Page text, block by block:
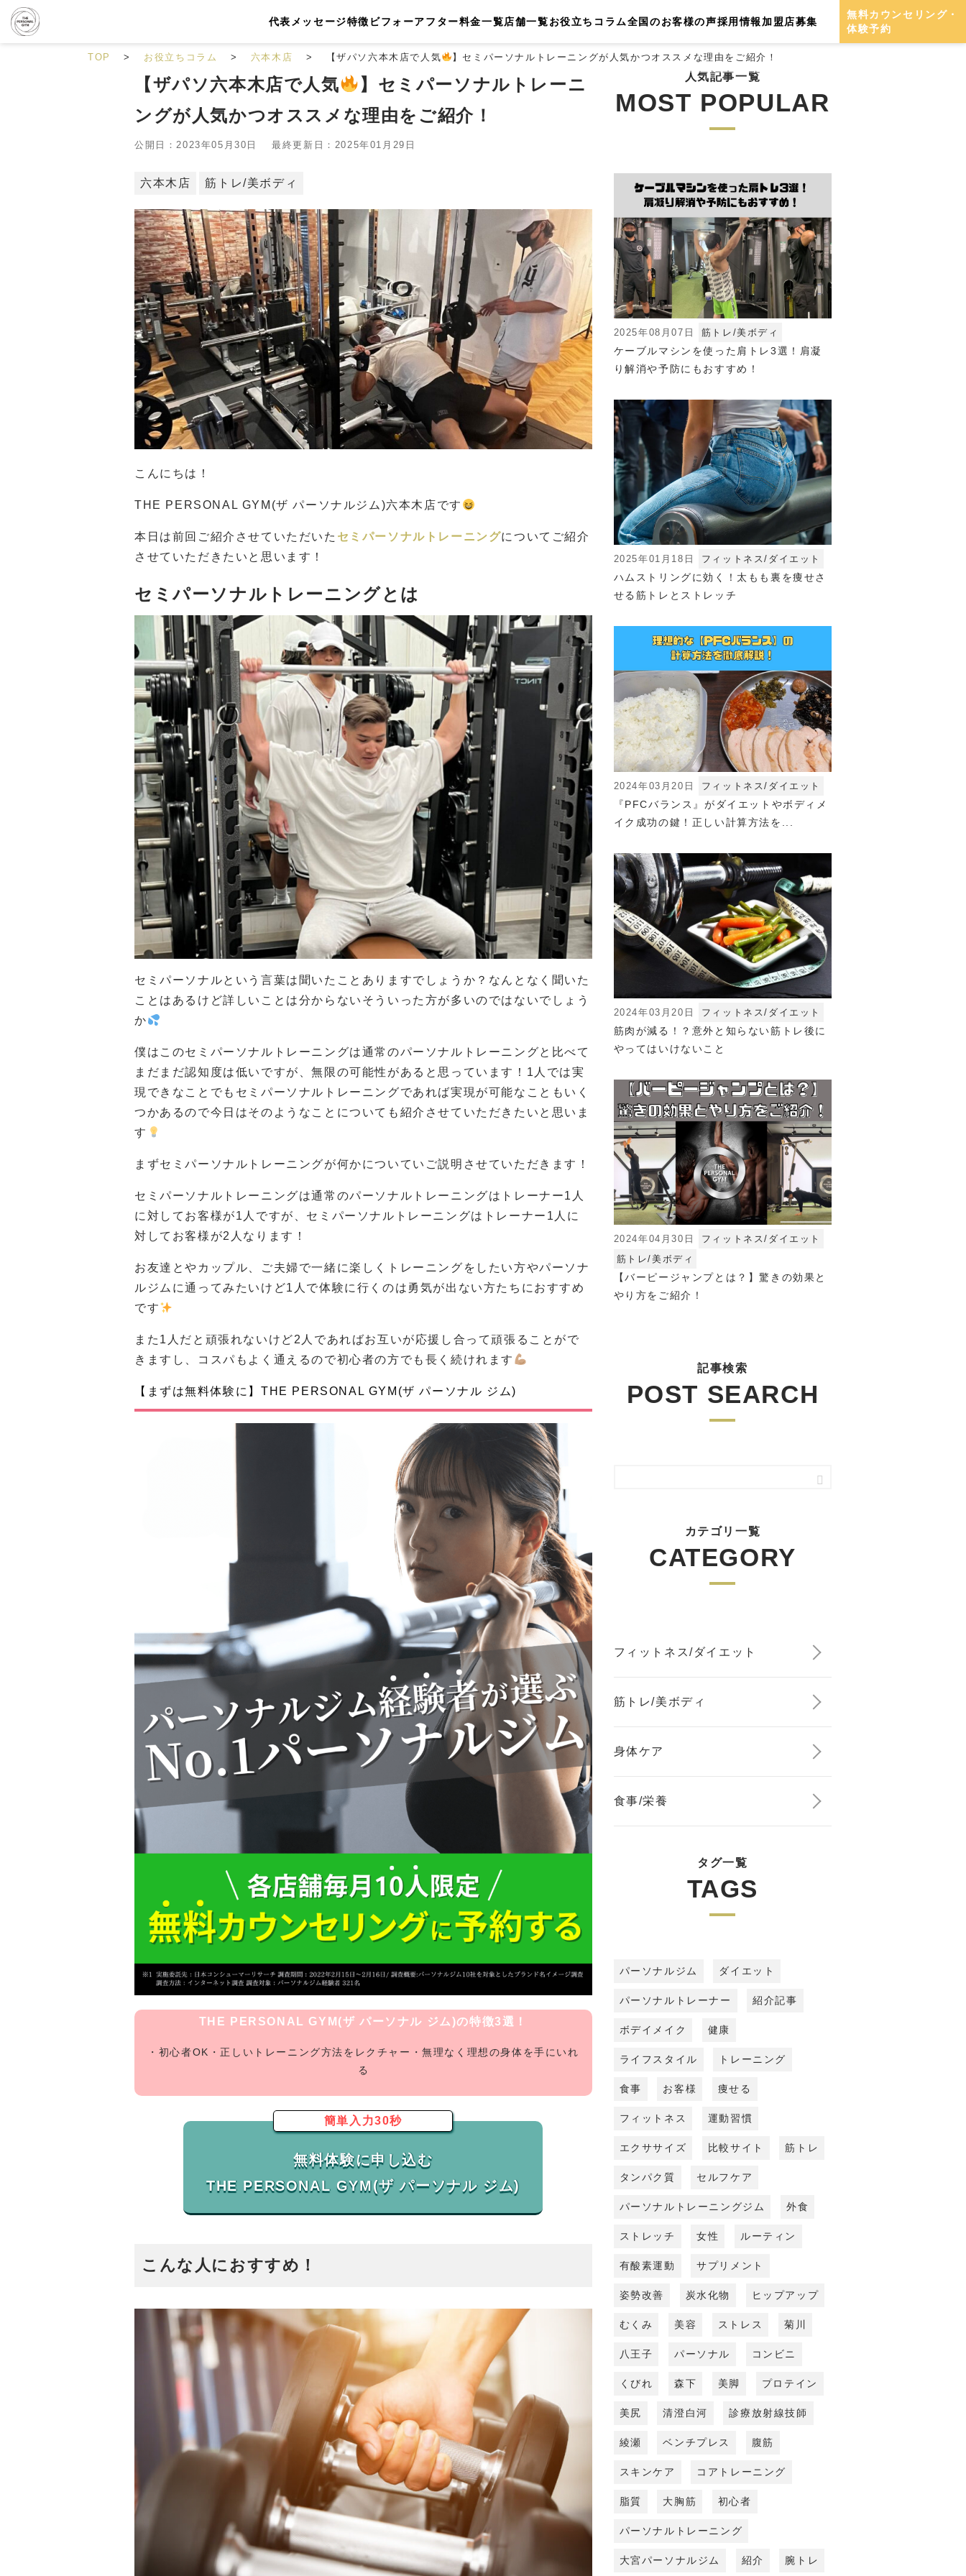
代表メッセージ特徴 ビフォーアフター料金一覧店舗一覧お役立ちコラム全国のお客様の声採用情報 加盟店募集
無料カウンセリング・
体験予約
TOP お役立ちコラム 六本木店 【ザパソ六本木店で人気 】セミパーソナルトレーニングが人気かつオススメな理由をご紹介！
【ザパソ六本木店で人気
】セミパーソナルトレーニ
ングが人気かつオススメな理由をご紹介！
公開日：2023年05月30日 最終更新日：2025年01月29日
六本木店 筋トレ/美ボディ
こんにちは！
THE PERSONAL GYM(ザ パーソナルジム)六本木店です
本日は前回ご紹介させていただいた セミパーソナルトレーニングについてご紹介
させていただきたいと思います！
セミパーソナルトレーニングとは
セミパーソナルという言葉は聞いたことありますでしょうか？なんとなく聞いた
ことはあるけど詳しいことは分からないそういった方が多いのではないでしょう
か
僕はこのセミパーソナルトレーニングは通常のパーソナルトレーニングと比べて
まだまだ認知度は低いですが、無限の可能性があると思っています！1人では実
現できなことでもセミパーソナルトレーニングであれば実現が可能なこともいく
つかあるので今日はそのようなことについても紹介させていただきたいと思いま
す
まずセミパーソナルトレーニングが何かについていご説明させていただきます！
セミパーソナルトレーニングは通常のパーソナルトレーニングはトレーナー1人
に対してお客様が1人ですが、セミパーソナルトレーニングはトレーナー1人に
対してお客様が2人なります！
お友達とやカップル、ご夫婦で一緒に楽しくトレーニングをしたい方やパーソナ
ルジムに通ってみたいけど1人で体験に行くのは勇気が出ない方たちにおすすめ
です
また1人だと頑張れないけど2人であればお互いが応援し合って頑張ることがで
きますし、コスパもよく通えるので初心者の方でも長く続けれます
【まずは無料体験に】THE PERSONAL GYM(ザ パーソナル ジム)
THE PERSONAL GYM(ザ パーソナル ジム)の特徴3選！
・初心者OK・正しいトレーニング方法をレクチャー・無理なく理想の身体を手にいれ
る
簡単入力30秒
無料体験に申し込む
こんな人におすすめ！
人気記事一覧
MOST POPULAR
2025年08月07日 筋トレ/美ボディ
ケーブルマシンを使った肩トレ3選！肩凝
り解消や予防にもおすすめ！
2025年01月18日 フィットネス/ダイエット
ハムストリングに効く！太もも裏を痩せさ
せる筋トレとストレッチ
2024年03月20日 フィットネス/ダイエット
『PFCバランス』がダイエットやボディメ
イク成功の鍵！正しい計算方法を...
2024年03月20日 フィットネス/ダイエット
筋肉が減る！？意外と知らない筋トレ後に
やってはいけないこと
2024年04月30日
フィットネス/ダイエット
筋トレ/美ボディ
【バーピージャンプとは？】驚きの効果と
やり方をご紹介！
記事検索
POST SEARCH
カテゴリ一覧
CATEGORY
フィットネス/ダイエット
筋トレ/美ボディ
身体ケア
食事/栄養
タグ一覧
TAGS
パーソナルジム ダイエット
パーソナルトレーナー 紹介記事
ボデイメイク 健康
ライフスタイル トレーニング
食事 お客様 痩せる
フィットネス 運動習慣
エクササイズ 比較サイト 筋トレ
タンパク質 セルフケア
パーソナルトレーニングジム 外食
ストレッチ 女性 ルーティン
有酸素運動 サプリメント
姿勢改善 炭水化物 ヒップアップ
むくみ 美容 ストレス 菊川
八王子 パーソナル コンビニ
くびれ 森下 美脚 プロテイン
美尻 清澄白河 診療放射線技師
綾瀬 ベンチプレス 腹筋
スキンケア コアトレーニング
脂質 大胸筋 初心者
パーソナルトレーニング
大宮パーソナルジム 紹介 腕トレ